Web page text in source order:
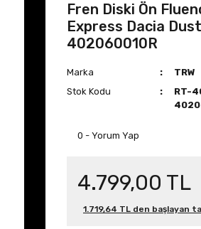
Fren Diski Ön
Express Dacia
402060010R
Marka
TRW
Stok Kodu
RT-
0 - Yorum Yap
4.799,00 TL
1.719,64 TL den başlayan